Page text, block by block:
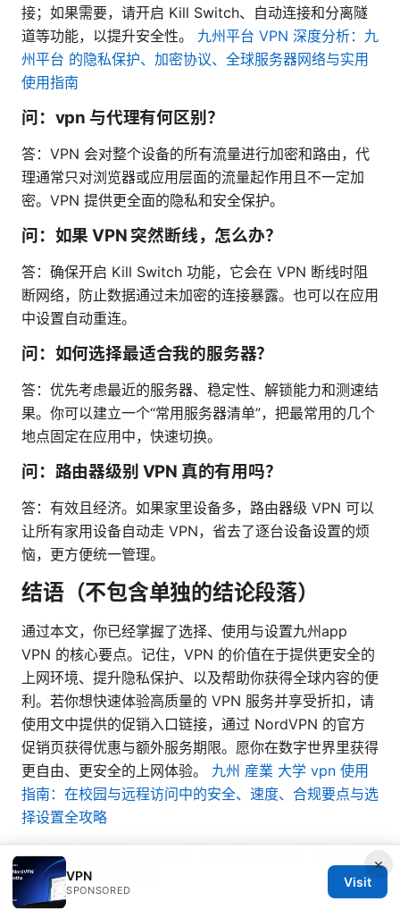
接；如果需要，请开启 Kill Switch、自动连接和分离隧
道等功能，以提升安全性。 九州平台 VPN 深度分析：九
州平台 的隐私保护、加密协议、全球服务器网络与实用
使用指南
问：vpn 与代理有何区别？
答：VPN 会对整个设备的所有流量进行加密和路由，代
理通常只对浏览器或应用层面的流量起作用且不一定加
密。VPN 提供更全面的隐私和安全保护。
问：如果 VPN 突然断线，怎么办？
答：确保开启 Kill Switch 功能，它会在 VPN 断线时阻
断网络，防止数据通过未加密的连接暴露。也可以在应用
中设置自动重连。
问：如何选择最适合我的服务器？
答：优先考虑最近的服务器、稳定性、解锁能力和测速结
果。你可以建立一个“常用服务器清单”，把最常用的几个
地点固定在应用中，快速切换。
问：路由器级别 VPN 真的有用吗？
答：有效且经济。如果家里设备多，路由器级 VPN 可以
让所有家用设备自动走 VPN，省去了逐台设备设置的烦
恼，更方便统一管理。
结语（不包含单独的结论段落）
通过本文，你已经掌握了选择、使用与设置九州app
VPN 的核心要点。记住，VPN 的价值在于提供更安全的
上网环境、提升隐私保护、以及帮助你获得全球内容的便
利。若你想快速体验高质量的 VPN 服务并享受折扣，请
使用文中提供的促销入口链接，通过 NordVPN 的官方
促销页获得优惠与额外服务期限。愿你在数字世界里获得
更自由、更安全的上网体验。 九州 産業 大学 vpn 使用
指南：在校园与远程访问中的安全、速度、合规要点与选
择设置全攻略
一键部署OpenVPN服务器：超详细新手指南，拥有自己
的VPN (2025最新版)
×
VPN
SPONSORED
Visit